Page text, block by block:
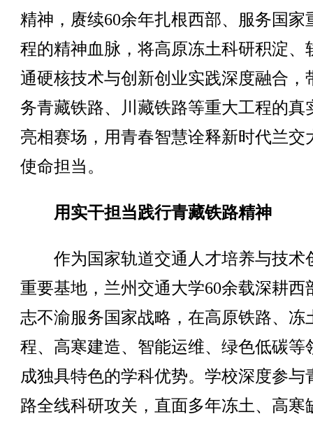
精神，赓续60余年扎根西部、服务国家
程的精神血脉，将高原冻土科研积淀、
通硬核技术与创新创业实践深度融合，
务青藏铁路、川藏铁路等重大工程的真
亮相赛场，用青春智慧诠释新时代兰交
使命担当。
用实干担当践行青藏铁路精神
作为国家轨道交通人才培养与技术
重要基地，兰州交通大学60余载深耕西
志不渝服务国家战略，在高原铁路、冻
程、高寒建造、智能运维、绿色低碳等
成独具特色的学科优势。学校深度参与
路全线科研攻关，直面多年冻土、高寒